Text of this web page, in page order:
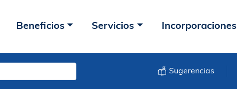
Beneficios Servicios Incorporaciones
Sugerencias